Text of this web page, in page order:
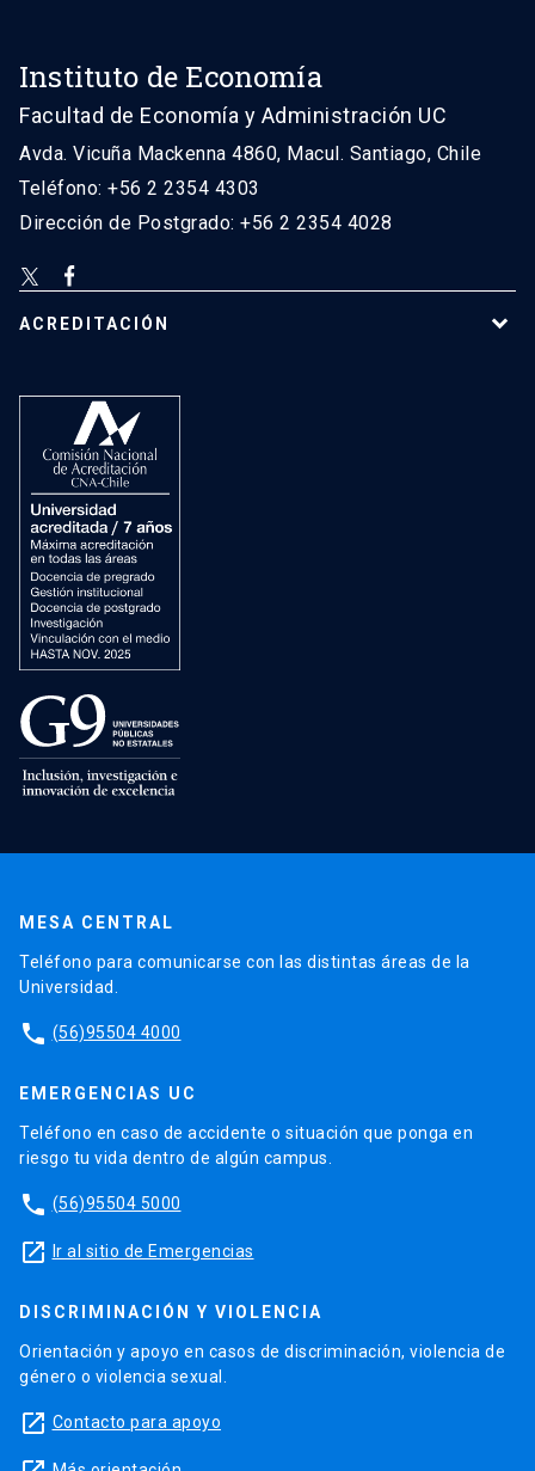
Instituto de Economía
Facultad de Economía y Administración UC
Avda. Vicuña Mackenna 4860, Macul. Santiago, Chile
Teléfono: +56 2 2354 4303
Dirección de Postgrado: +56 2 2354 4028
ACREDITACIÓN
MESA CENTRAL
Teléfono para comunicarse con las distintas áreas de la
Universidad.
phone (56)95504 4000
EMERGENCIAS UC
Teléfono en caso de accidente o situación que ponga en
riesgo tu vida dentro de algún campus.
phone (56)95504 5000
launch Ir al sitio de Emergencias
DISCRIMINACIÓN Y VIOLENCIA
Orientación y apoyo en casos de discriminación, violencia de
género o violencia sexual.
launch Contacto para apoyo